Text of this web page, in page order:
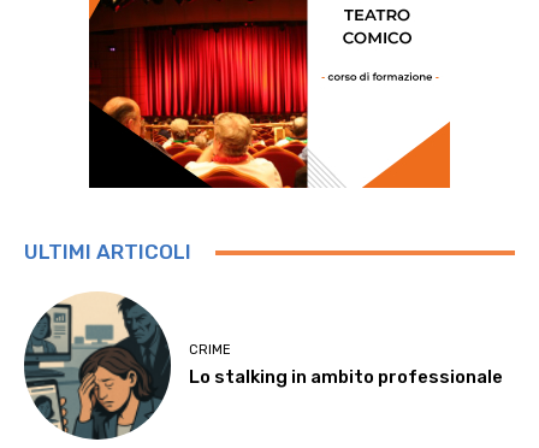
ULTIMI ARTICOLI
CRIME
Lo stalking in ambito professionale